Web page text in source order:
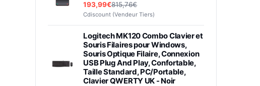
193,99€815,76€
Cdiscount (Vendeur Tiers)
Logitech MK120 Combo Clavier et
Souris Filaires pour Windows,
Souris Optique Filaire, Connexion
USB Plug And Play, Confortable,
Taille Standard, PC/Portable,
Clavier QWERTY UK - Noir